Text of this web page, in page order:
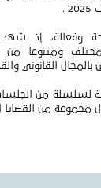
.
وفعالة، إذ
ومتنوعا من
القانوني
لسلسلة من الجلسات
مجموعة من القضايا